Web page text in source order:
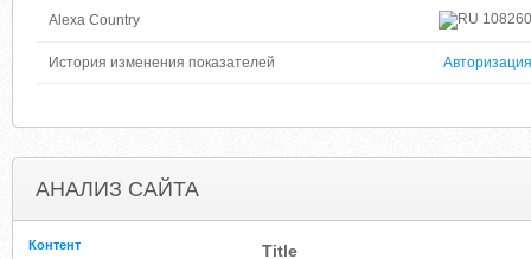
Alexa Country 108260
История изменения показателей Авторизация
АНАЛИЗ САЙТА
Контент Title